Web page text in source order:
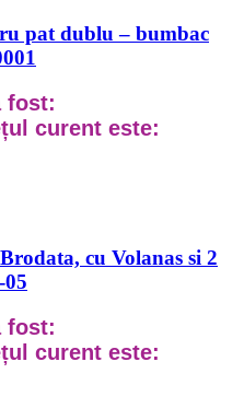
pat dublu – bumbac
fost:
curent este:
cu Volanas si 2
fost:
curent este: